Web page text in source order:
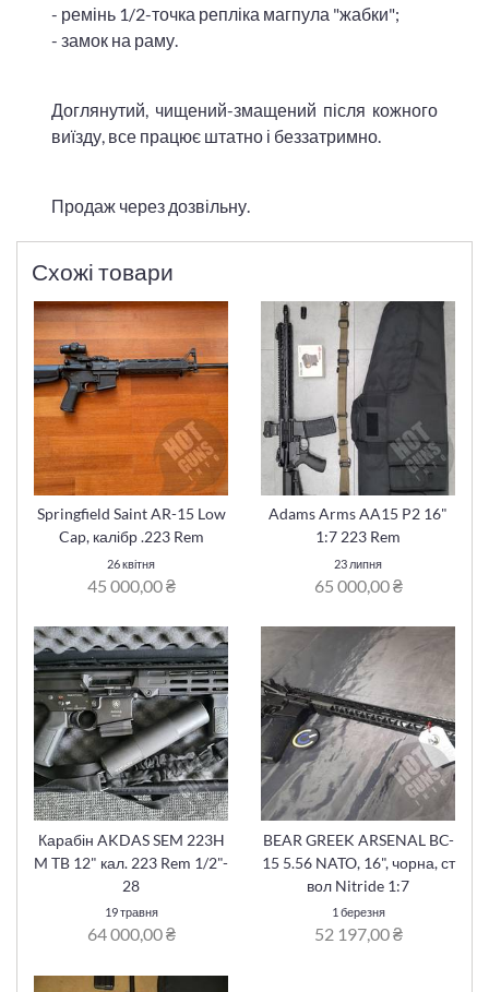
- ремінь 1/2-точка репліка магпула "жабки";
- замок на раму.
Доглянутий, чищений-змащений після кожного
виїзду, все працює штатно і беззатримно.
Продаж через дозвільну.
Схожі товари
Springfield Saint AR-15 Low
Cap, калібр .223 Rem
26 квітня
45 000,00 ₴
Adams Arms AA15 P2 16"
1:7 223 Rem
23 липня
65 000,00 ₴
Карабін AKDAS SEM 223H
M TB 12" кал. 223 Rem 1/2"-
28
19 травня
64 000,00 ₴
BEAR GREEK ARSENAL BC-
15 5.56 NATO, 16", чорна, ст
вол Nitride 1:7
1 березня
52 197,00 ₴